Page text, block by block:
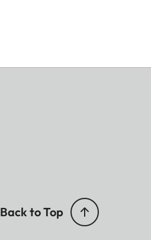
Back to Top